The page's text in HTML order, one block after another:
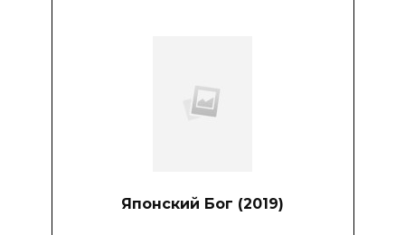
Японский Бог (2019)